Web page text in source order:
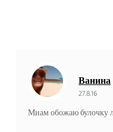
Ванина
27.8.16
Миам обожаю булочку